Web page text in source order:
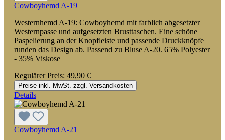
Cowboyhemd A-19
Westernhemd A-19: Cowboyhemd mit farblich abgesetzter
Westernpasse und aufgesetzten Brusttaschen. Eine schöne
Paspelierung an der Knopfleiste und passende Druckknöpfe
runden das Design ab. Passend zu Bluse A-20. 65% Polyester
- 35% Viskose
Regulärer Preis: 49,90 €
Preise inkl. MwSt. zzgl. Versandkosten
Details
Cowboyhemd A-21